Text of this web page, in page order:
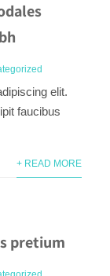
elit.
faucibus
+ READ MORE
pretium